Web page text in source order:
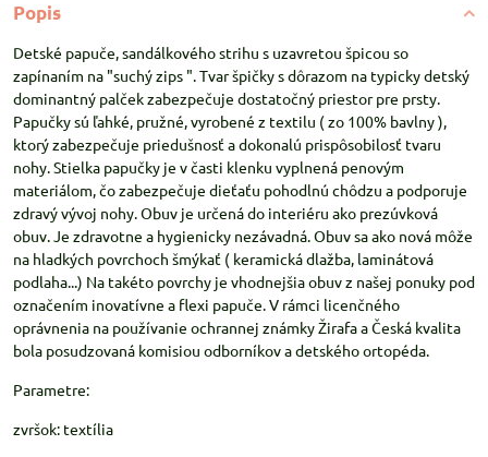
Popis
Detské papuče, sandálkového strihu s uzavretou špicou so
zapínaním na "suchý zips ". Tvar špičky s dôrazom na typicky detský
dominantný palček zabezpečuje dostatočný priestor pre prsty.
Papučky sú ľahké, pružné, vyrobené z textilu ( zo 100% bavlny ),
ktorý zabezpečuje priedušnosť a dokonalú prispôsobilosť tvaru
nohy. Stielka papučky je v časti klenku vyplnená penovým
materiálom, čo zabezpečuje dieťaťu pohodlnú chôdzu a podporuje
zdravý vývoj nohy. Obuv je určená do interiéru ako prezúvková
obuv. Je zdravotne a hygienicky nezávadná. Obuv sa ako nová môže
na hladkých povrchoch šmýkať ( keramická dlažba, laminátová
podlaha...) Na takéto povrchy je vhodnejšia obuv z našej ponuky pod
označením inovatívne a flexi papuče. V rámci licenčného
oprávnenia na používanie ochrannej známky Žirafa a Česká kvalita
bola posudzovaná komisiou odborníkov a detského ortopéda.
Parametre:
zvršok: textília